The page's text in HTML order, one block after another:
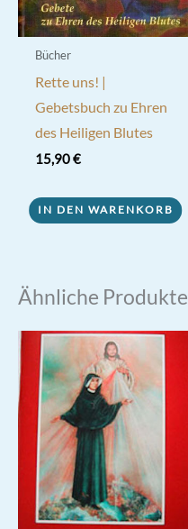
Bücher
Rette uns! |
Gebetsbuch zu Ehren
des Heiligen Blutes
15,90€
IN DEN WARENKORB
Ähnliche Produkte